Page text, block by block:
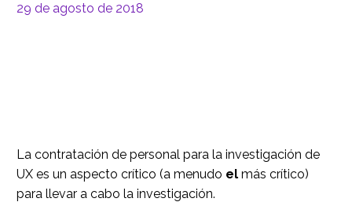
29 de agosto de 2018
La contratación de personal para la investigación de
UX es un aspecto crítico (a menudo el más crítico)
para llevar a cabo la investigación.